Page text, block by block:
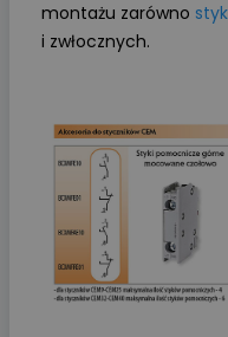
montażu zarówno
i zwłocznych.